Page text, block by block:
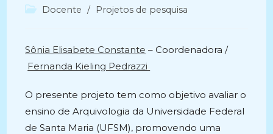
do
publicado:
Categoria
Docente / Projetos de pesquisa
Sônia Elisabete Constante – Coordenadora /
Fernanda Kieling Pedrazzi
O presente projeto tem como objetivo avaliar o
ensino de Arquivologia da Universidade Federal
de Santa Maria (UFSM), promovendo uma